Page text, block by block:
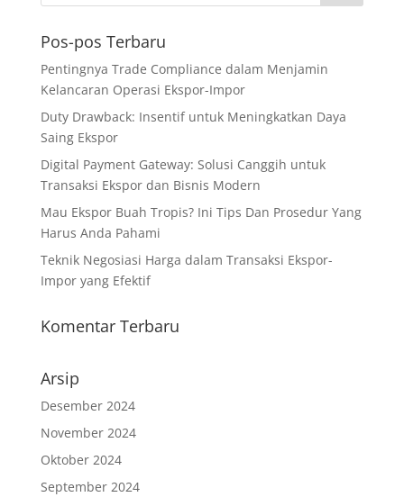
Pos-pos Terbaru
Pentingnya Trade Compliance dalam Menjamin
Kelancaran Operasi Ekspor-Impor
Duty Drawback: Insentif untuk Meningkatkan Daya
Saing Ekspor
Digital Payment Gateway: Solusi Canggih untuk
Transaksi Ekspor dan Bisnis Modern
Mau Ekspor Buah Tropis? Ini Tips Dan Prosedur Yang
Harus Anda Pahami
Teknik Negosiasi Harga dalam Transaksi Ekspor-
Impor yang Efektif
Komentar Terbaru
Arsip
Desember 2024
November 2024
Oktober 2024
September 2024